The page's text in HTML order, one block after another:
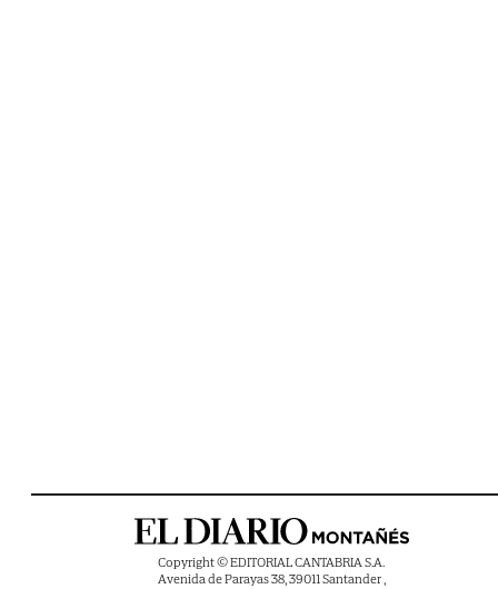
Copyright © EDITORIAL CANTABRIA S.A.
Avenida de Parayas 38, 39011 Santander ,